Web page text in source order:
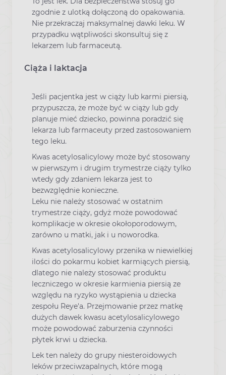
zgodnie z ulotką dołączoną do opakowania.
Nie przekraczaj maksymalnej dawki leku. W
przypadku wątpliwości skonsultuj się z
lekarzem lub farmaceutą.
Ciąża i laktacja
Jeśli pacjentka jest w ciąży lub karmi piersią,
przypuszcza, że może być w ciąży lub gdy
planuje mieć dziecko, powinna poradzić się
lekarza lub farmaceuty przed zastosowaniem
tego leku.
Kwas acetylosalicylowy może być stosowany
w pierwszym i drugim trymestrze ciąży tylko
wtedy gdy zdaniem lekarza jest to
bezwzględnie konieczne.
Leku nie należy stosować w ostatnim
trymestrze ciąży, gdyż może powodować
komplikacje w okresie okołoporodowym,
zarówno u matki, jak i u noworodka.
Kwas acetylosalicylowy przenika w niewielkiej
ilości do pokarmu kobiet karmiących piersią,
dlatego nie należy stosować produktu
leczniczego w okresie karmienia piersią ze
względu na ryzyko wystąpienia u dziecka
zespołu Reye'a. Przejmowanie przez matkę
dużych dawek kwasu acetylosalicylowego
może powodować zaburzenia czynności
płytek krwi u dziecka.
Lek ten należy do grupy niesteroidowych
leków przeciwzapalnych, które mogą